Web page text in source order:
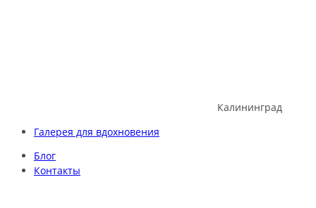
Калининград
Галерея для вдохновения
Блог
Контакты